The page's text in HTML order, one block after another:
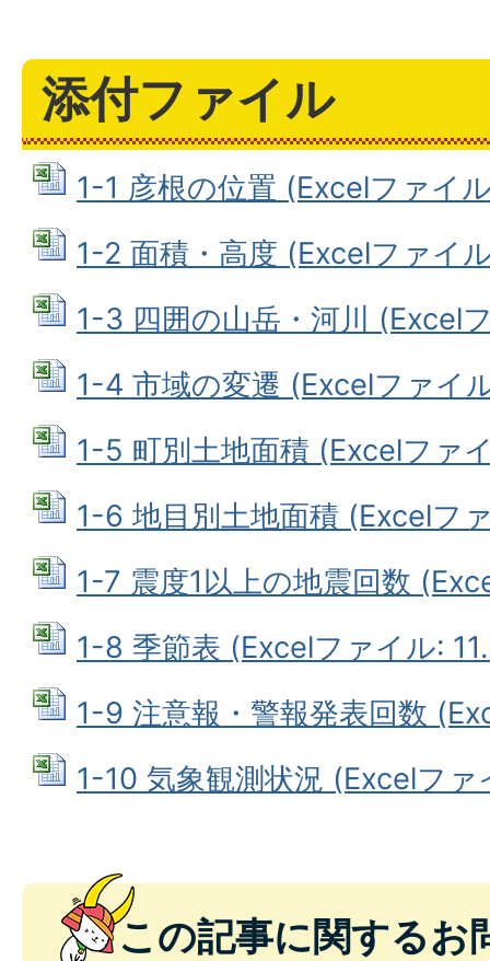
添付ファイル
1-1 彦根の位置 (Excelファイ
1-2 面積・高度 (Excelファイ
1-3 四囲の山岳・河川 (Excel
1-4 市域の変遷 (Excelファイ
1-5 町別土地面積 (Excelファ
1-6 地目別土地面積 (Excelフ
1-7 震度1以上の地震回数
1-8 季節表 (Excelファイル:
1-9 注意報・警報発表回数
1-10 気象観測状況 (Excelファ
この記事に関するお